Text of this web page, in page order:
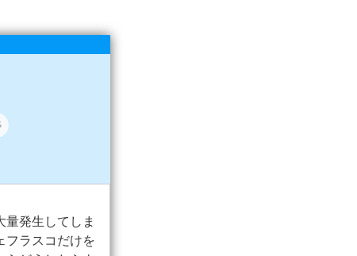
発生してしま
フラスコだけを